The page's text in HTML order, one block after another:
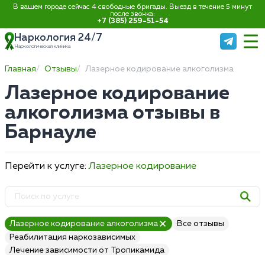
В вашем городе сейчас 4 свободные бригады. Выезд в течение 5 минут
после звонка:
+7 (385) 259-51-54
Наркология 24/7
Наркологическая клиника
Главная Отзывы Лазерное кодирование алкоголизма
Лазерное кодирование
алкоголизма отзывы в
Барнауле
Перейти к услуге:Лазерное кодирование
Лазерное кодирование алкоголизма
Все отзывы
Реабилитация наркозависимых
Лечение зависимости от Тропикамида